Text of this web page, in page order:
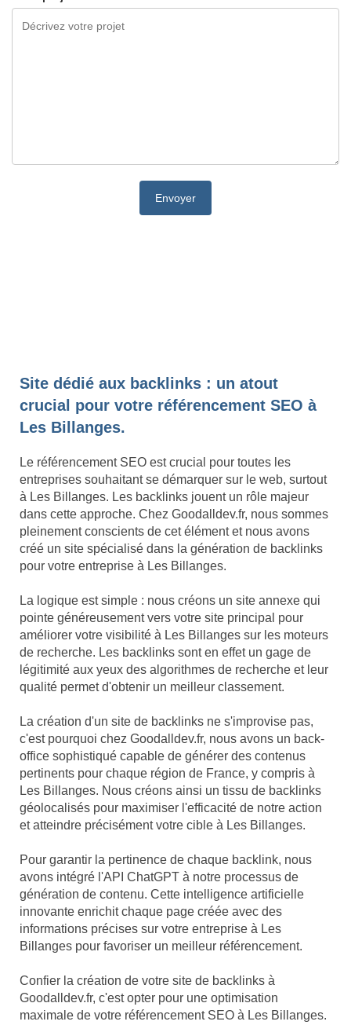
Site dédié aux backlinks : un atout
crucial pour votre référencement SEO à
Les Billanges.
Le référencement SEO est crucial pour toutes les
entreprises souhaitant se démarquer sur le web, surtout
à Les Billanges. Les backlinks jouent un rôle majeur
dans cette approche. Chez Goodalldev.fr, nous sommes
pleinement conscients de cet élément et nous avons
créé un site spécialisé dans la génération de backlinks
pour votre entreprise à Les Billanges.
La logique est simple : nous créons un site annexe qui
pointe généreusement vers votre site principal pour
améliorer votre visibilité à Les Billanges sur les moteurs
de recherche. Les backlinks sont en effet un gage de
légitimité aux yeux des algorithmes de recherche et leur
qualité permet d'obtenir un meilleur classement.
La création d'un site de backlinks ne s'improvise pas,
c'est pourquoi chez Goodalldev.fr, nous avons un back-
office sophistiqué capable de générer des contenus
pertinents pour chaque région de France, y compris à
Les Billanges. Nous créons ainsi un tissu de backlinks
géolocalisés pour maximiser l'efficacité de notre action
et atteindre précisément votre cible à Les Billanges.
Pour garantir la pertinence de chaque backlink, nous
avons intégré l'API ChatGPT à notre processus de
génération de contenu. Cette intelligence artificielle
innovante enrichit chaque page créée avec des
informations précises sur votre entreprise à Les
Billanges pour favoriser un meilleur référencement.
Confier la création de votre site de backlinks à
Goodalldev.fr, c'est opter pour une optimisation
maximale de votre référencement SEO à Les Billanges.